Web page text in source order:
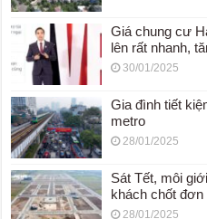
Giá chung cư
lên rất nhanh,
30/01/2025
Gia đình tiết
metro
28/01/2025
Sát Tết, môi
khách chốt đơn
28/01/2025